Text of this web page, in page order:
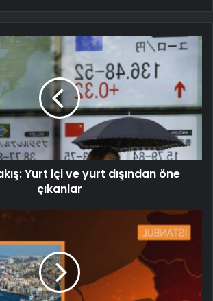
Yurt içi ve yurt dışından öne
çıkanlar